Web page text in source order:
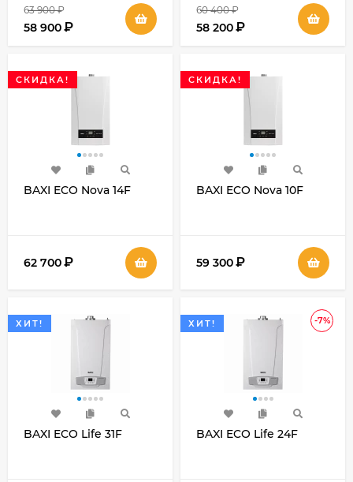
63 900 ₽
58 900₽
60 400 ₽
58 200₽
СКИДКА!
BAXI ECO Nova 14F
62 700₽
СКИДКА!
BAXI ECO Nova 10F
59 300₽
ХИТ!
BAXI ECO Life 31F
-7%
ХИТ!
BAXI ECO Life 24F